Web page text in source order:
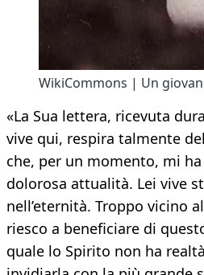
WikiCommons | Un
«La Sua lettera, ricevuta
vive qui, respira talmente
che, per un momento, mi
dolorosa attualità. Lei vive
nell’eternità. Troppo vicino
riesco a beneficiare di
quale lo Spirito non ha